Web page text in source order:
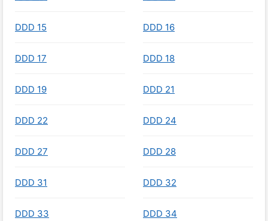
DDD 15 DDD 16
DDD 17 DDD 18
DDD 19 DDD 21
DDD 22 DDD 24
DDD 27 DDD 28
DDD 31 DDD 32
DDD 33 DDD 34